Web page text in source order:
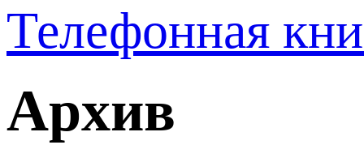
Телефонная
Архив